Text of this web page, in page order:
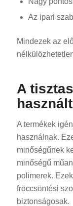
Az ipari
Mindezek az
A
A termékek
használnak.
minőségűnek
minőségű
polimerek.
fröccsöntési
biztonságosak.